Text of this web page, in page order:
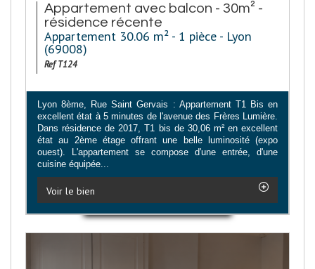
Appartement avec balcon - 30m² -
résidence récente
Appartement 30.06 m² - 1 pièce - Lyon
(69008)
Ref T124
Lyon 8ème, Rue Saint Gervais : Appartement T1 Bis en
excellent état à 5 minutes de l'avenue des Frères Lumière.
Dans résidence de 2017, T1 bis de 30,06 m² en excellent
état au 2ème étage offrant une belle luminosité (expo
ouest). L'appartement se compose d'une entrée, d'une
cuisine équipée...
Voir le bien